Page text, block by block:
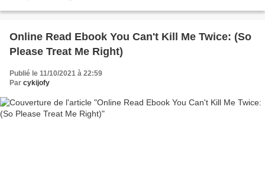
Online Read Ebook You Can't Kill Me Twice: (So
Please Treat Me Right)
Publié le 11/10/2021 à 22:59
Par cykijofy